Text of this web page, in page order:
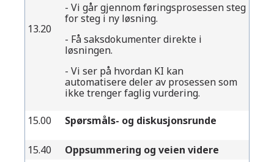
13.20
- Vi går gjennom føringsprosessen steg
for steg i ny løsning.
- Få saksdokumenter direkte i
løsningen.
- Vi ser på hvordan KI kan
automatisere deler av prosessen som
ikke trenger faglig vurdering.
15.00 Spørsmåls- og diskusjonsrunde
15.40
Oppsummering og veien videre